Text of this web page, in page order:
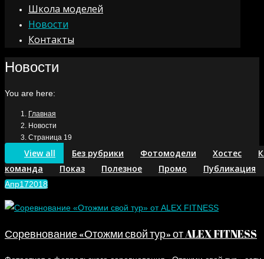
Школа моделей
Новости
Контакты
Новости
You are here:
Главная
Новости
Страница 19
View all Без рубрики Фотомодели Хостес
команда
Показ Полезное Промо Публикация
Апр172018
Соревнование «Отожми свой тур» от ALEX FITNESS